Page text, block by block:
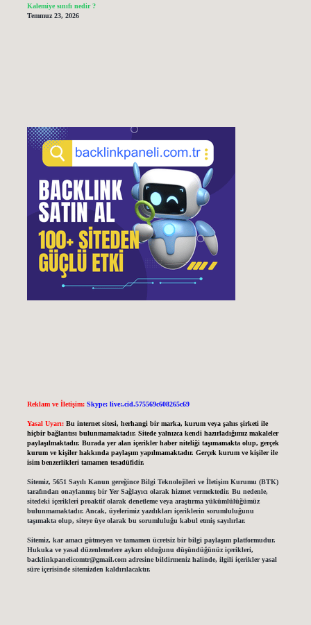
Kalemiye sınıfı nedir ?
Temmuz 23, 2026
Reklam ve İletişim: Skype: live:.cid.575569c608265c69
Yasal Uyarı: Bu internet sitesi, herhangi bir marka, kurum veya şahıs şirketi ile
hiçbir bağlantısı bulunmamaktadır. Sitede yalnızca kendi hazırladığımız makaleler
paylaşılmaktadır. Burada yer alan içerikler haber niteliği taşımamakta olup, gerçek
kurum ve kişiler hakkında paylaşım yapılmamaktadır. Gerçek kurum ve kişiler ile
isim benzerlikleri tamamen tesadüfidir.
Sitemiz, 5651 Sayılı Kanun gereğince Bilgi Teknolojileri ve İletişim Kurumu (BTK)
tarafından onaylanmış bir Yer Sağlayıcı olarak hizmet vermektedir. Bu nedenle,
sitedeki içerikleri proaktif olarak denetleme veya araştırma yükümlülüğümüz
bulunmamaktadır. Ancak, üyelerimiz yazdıkları içeriklerin sorumluluğunu
taşımakta olup, siteye üye olarak bu sorumluluğu kabul etmiş sayılırlar.
Sitemiz, kar amacı gütmeyen ve tamamen ücretsiz bir bilgi paylaşım platformudur.
Hukuka ve yasal düzenlemelere aykırı olduğunu düşündüğünüz içerikleri,
backlinkpanelicomtr@gmail.comadresine bildirmeniz halinde, ilgili içerikler yasal
süre içerisinde sitemizden kaldırılacaktır.